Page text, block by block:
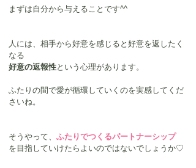
まずは自分から与えることです^^
人には、相手から好意を感じると好意を返したく
なる
好意の返報性という心理があります。
ふたりの間で愛が循環していくのを実感してくだ
さいね。
そうやって、 ふたりでつくるパートナーシップ
を目指していけたらよいのではないでしょうか♡